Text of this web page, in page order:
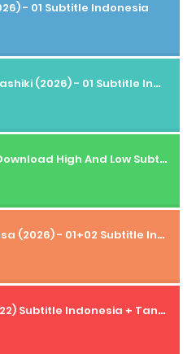
- 01 Subtitle Indonesia
Ichijigen no Sashiki (2026) - 01 Subtitle Indonesia
Seluruh Link Download High And Low Subtitle Indonesia
Wasurenagusa (2026) - 01+02 Subtitle Indonesia
First Love (2022) Subtitle Indonesia + Tanpa Iklan + Streaming + 1080p